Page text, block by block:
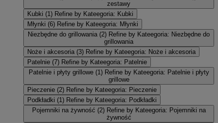
zestawy
Kubki (1) Refine by Kateegoria: Kubki
Młynki (6) Refine by Kateegoria: Młynki
Niezbędne do grillowania (2) Refine by Kateegoria: Niezbędne do
grillowania
Noże i akcesoria (3) Refine by Kateegoria: Noże i akcesoria
Patelnie (7) Refine by Kateegoria: Patelnie
Patelnie i płyty grillowe (1) Refine by Kateegoria: Patelnie i płyty
grillowe
Pieczenie (2) Refine by Kateegoria: Pieczenie
Podkładki (1) Refine by Kateegoria: Podkładki
Pojemniki na żywność (2) Refine by Kateegoria: Pojemniki na
żywność